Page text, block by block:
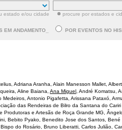
estado e/ou cidade procure por estados e
EM ANDAMENTO_ POR EVENTOS NO
Adriana Aranha, Alain Manesson Mallet,
Aline Baiana, Ana Miguel , André Komatsu,
Medeiros, Antonio Pigafetta, Arissana Pataxó,
das Rendeiras de Bilro da Santana do Cariri
Produtoras e Artesãs de Roça Grande MG,
Bebito Pyako, Benedito Jose dos Santos, Bené
do Rosário, Bruno Liberatti, Carlos Julião,